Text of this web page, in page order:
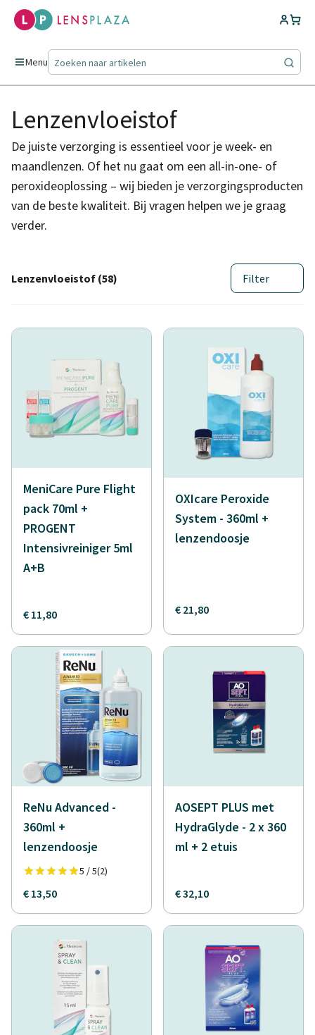
Menu
Lenzenvloeistof
De juiste verzorging is essentieel voor je week- en
maandlenzen. Of het nu gaat om een all-in-one- of
peroxideoplossing – wij bieden je verzorgingsproducten
van de beste kwaliteit. Bij vragen helpen we je graag
verder.
Lenzenvloeistof (58) Filter
MeniCare Pure Flight
pack 70ml +
PROGENT
Intensivreiniger 5ml
A+B
€ 11,80
OXIcare Peroxide
System - 360ml +
lenzendoosje
€ 21,80
ReNu Advanced -
360ml +
lenzendoosje
5 / 5(2)
€ 13,50
AOSEPT PLUS met
HydraGlyde - 2 x 360
ml + 2 etuis
€ 32,10